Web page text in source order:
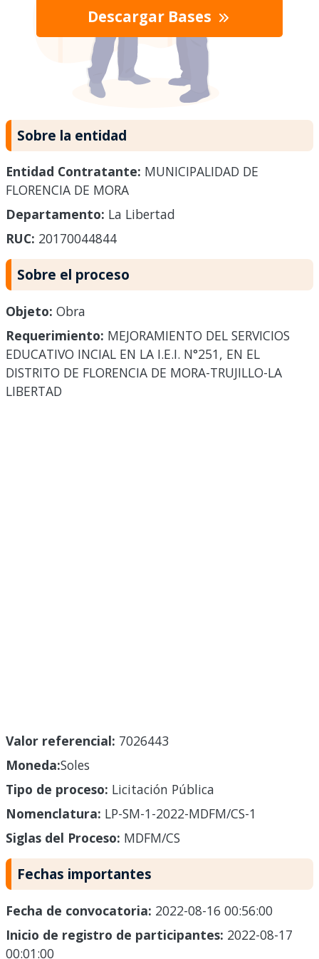
Descargar Bases
Sobre la entidad
Entidad Contratante: MUNICIPALIDAD DE
FLORENCIA DE MORA
Departamento: La Libertad
RUC: 20170044844
Sobre el proceso
Objeto: Obra
Requerimiento: MEJORAMIENTO DEL SERVICIOS
EDUCATIVO INCIAL EN LA I.E.I. N°251, EN EL
DISTRITO DE FLORENCIA DE MORA-TRUJILLO-LA
LIBERTAD
Valor referencial: 7026443
Moneda:Soles
Tipo de proceso: Licitación Pública
Nomenclatura: LP-SM-1-2022-MDFM/CS-1
Siglas del Proceso: MDFM/CS
Fechas importantes
Fecha de convocatoria: 2022-08-16 00:56:00
Inicio de registro de participantes: 2022-08-17
00:01:00